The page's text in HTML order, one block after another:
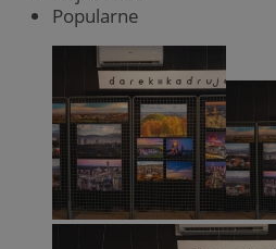
Popularne